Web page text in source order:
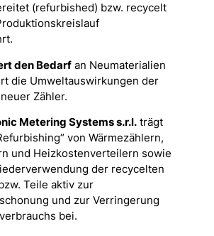
(refurbished) bzw. recycelt
den Bedarfan Neumaterialien
die Umweltauswirkungen der
Zähler.
Metering Systems s.r.l.trägt
von Wärmezählern,
und Heizkostenverteilern sowie
der recycelten
Teile aktiv zur
und zur Verringerung
bei.